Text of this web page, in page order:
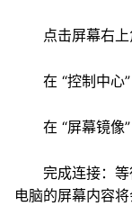
点击屏幕右上
在 “控制中心
在 “屏幕镜像
完成连接：等
电脑的屏幕内容将